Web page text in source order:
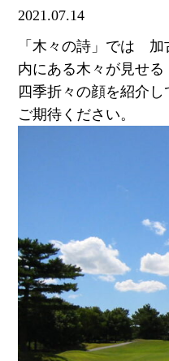
2021.07.14
「木々の詩」では 加
内にある木々が見せる
四季折々の顔を紹介し
ご期待ください。